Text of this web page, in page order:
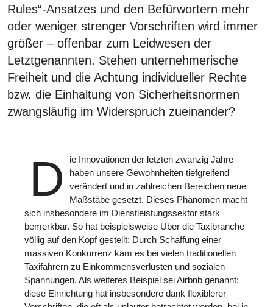
Rules“-Ansatzes und den Befürwortern mehr
oder weniger strenger Vorschriften wird immer
größer – offenbar zum Leidwesen der
Letztgenannten. Stehen unternehmerische
Freiheit und die Achtung individueller Rechte
bzw. die Einhaltung von Sicherheitsnormen
zwangsläufig im Widerspruch zueinander?
D
ie Innovationen der letzten zwanzig Jahre
haben unsere Gewohnheiten tiefgreifend
verändert und in zahlreichen Bereichen neue
Maßstäbe gesetzt. Dieses Phänomen macht
sich insbesondere im Dienstleistungssektor stark
bemerkbar. So hat beispielsweise Uber die Taxibranche
völlig auf den Kopf gestellt: Durch Schaffung einer
massiven Konkurrenz kam es bei vielen traditionellen
Taxifahrern zu Einkommensverlusten und sozialen
Spannungen. Als weiteres Beispiel sei Airbnb genannt;
diese Einrichtung hat insbesondere dank flexiblerer